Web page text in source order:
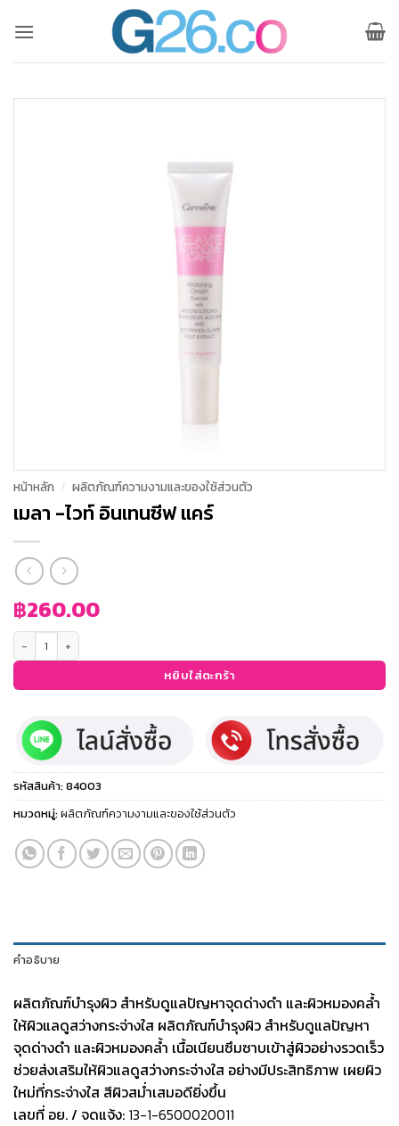
หน้าหลัก / ผลิตภัณฑ์ความงามและของใช้ส่วนตัว
เมลา -ไวท์ อินเทนซีฟ แคร์
฿260.00
จำนวน เมลา -ไวท์ อินเทนซีฟ แคร์ ชิ้น
หยิบใส่ตะกร้า
รหัสสินค้า:84003
หมวดหมู่:ผลิตภัณฑ์ความงามและของใช้ส่วนตัว
คำอธิบาย
ผลิตภัณฑ์บำรุงผิว สำหรับดูแลปัญหาจุดด่างดำ และผิวหมองคล้ำ
ให้ผิวแลดูสว่างกระจ่างใส ผลิตภัณฑ์บำรุงผิว สำหรับดูแลปัญหา
จุดด่างดำ และผิวหมองคล้ำ เนื้อเนียนซึมซาบเข้าสู่ผิวอย่างรวดเร็ว
ช่วยส่งเสริมให้ผิวแลดูสว่างกระจ่างใส อย่างมีประสิทธิภาพ เผยผิว
ใหม่ที่กระจ่างใส สีผิวสม่ำเสมอดียิ่งขึ้น
เลขที่ อย. / จดแจ้ง: 13-1-6500020011